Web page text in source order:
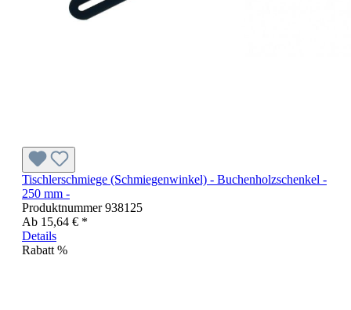
Tischlerschmiege (Schmiegenwinkel) - Buchenholzschenkel -
250 mm -
Produktnummer938125
Ab 15,64 € *
Details
Rabatt %